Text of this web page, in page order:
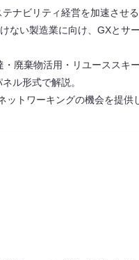
ナビリティ経営を加速させ
ない製造業に向け、GXとサ
廃棄物活用・リユーススキ
ル形式で解説。
トワーキングの機会を提供